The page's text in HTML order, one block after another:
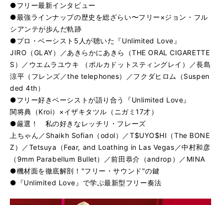
●フリー最新インタビュー
●最強ラインナップの歴史を総ざらい〜フリー×ジョン・フル
シアンテが歩んだ軌跡
●プロ・ベーシスト5人が聴いた『Unlimited Love』
JIRO（GLAY）／あきらかにあきら（THE ORAL CIGARETTE
S）／ウエムラユウキ （ポルカドットスティングレイ）／長島
涼平（フレンズ／the telephones）／フクダヒロム（Suspen
ded 4th）
●フリー好きベーシストが語り合う『Unlimited Love』
関将典（Kroi）×イザキタツル（ニガミ17才）
●厳選！ 私の好きなレッチリ・フレーズ
上ちゃん／Shaikh Sofian（odol）／T$UYO$HI（The BONE
Z）／Tetsuya（Fear, and Loathing in Las Vegas／中村和彦
（9mm Parabellum Bullet）／前田恭介（androp）／MINA
●機材面を徹底解剖！"フリー・サウンド"の鍵
●『Unlimited Love』で学ぶ最新型フリー奏法